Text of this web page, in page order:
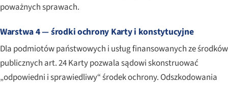
poważnych sprawach.
Warstwa 4 — środki ochrony Karty i konstytucyjne
Dla podmiotów państwowych i usług finansowanych ze środków
publicznych art. 24 Karty pozwala sądowi skonstruować
„odpowiedni i sprawiedliwy“ środek ochrony. Odszkodowania